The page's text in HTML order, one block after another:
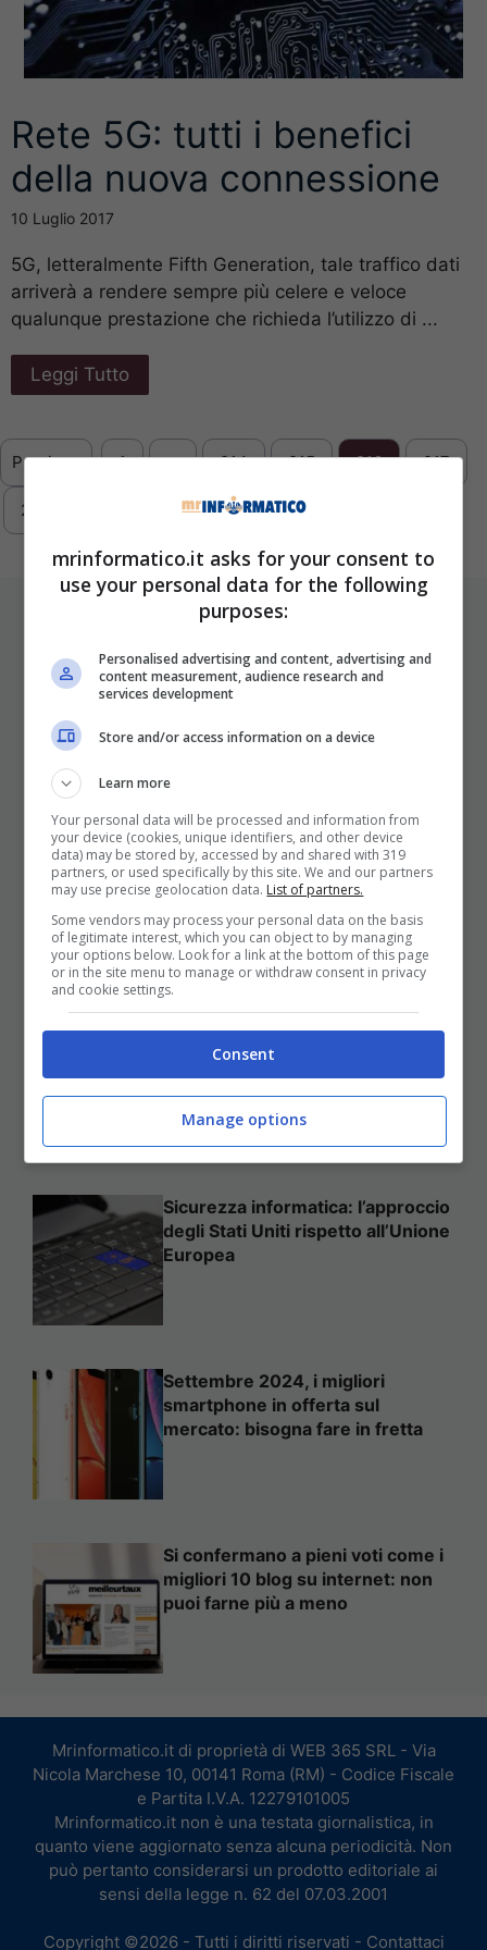
Rete 5G: tutti i benefici
della nuova connessione
10 Luglio 2017
5G, letteralmente Fifth Generation, tale traffico dati
arriverà a rendere sempre più celere e veloce
qualunque prestazione che richieda l’utilizzo di ...
Leggi Tutto
Previous 1 … 214 215 216 217
218 Next
I Pro E I Contro Di Una Nuova Moda
Che Punta A Cambiare Il Tabacco
Per Sempre
25 Novembre 2025
Come mettere in sicurezza il
proprio sito web
Sicurezza informatica: l’approccio
degli Stati Uniti rispetto all’Unione
Europea
Settembre 2024, i migliori
smartphone in offerta sul
mercato: bisogna fare in fretta
Si confermano a pieni voti come i
migliori 10 blog su internet: non
puoi farne più a meno
Mrinformatico.it di proprietà di WEB 365 SRL - Via
Nicola Marchese 10, 00141 Roma (RM) - Codice Fiscale
e Partita I.V.A. 12279101005
Mrinformatico.it non è una testata giornalistica, in
quanto viene aggiornato senza alcuna periodicità. Non
può pertanto considerarsi un prodotto editoriale ai
sensi della legge n. 62 del 07.03.2001
Copyright ©2026 - Tutti i diritti riservati - Contattaci
mrinformatico.it asks for your consent to
use your personal data for the following
purposes:
Personalised advertising and content, advertising and
content measurement, audience research and
services development
Store and/or access information on a device
Learn more
Your personal data will be processed and information from
your device (cookies, unique identifiers, and other device
data) may be stored by, accessed by and shared with 319
partners, or used specifically by this site. We and our partners
may use precise geolocation data. List of partners.
Some vendors may process your personal data on the basis
of legitimate interest, which you can object to by managing
your options below. Look for a link at the bottom of this page
or in the site menu to manage or withdraw consent in privacy
and cookie settings.
Consent
Manage options